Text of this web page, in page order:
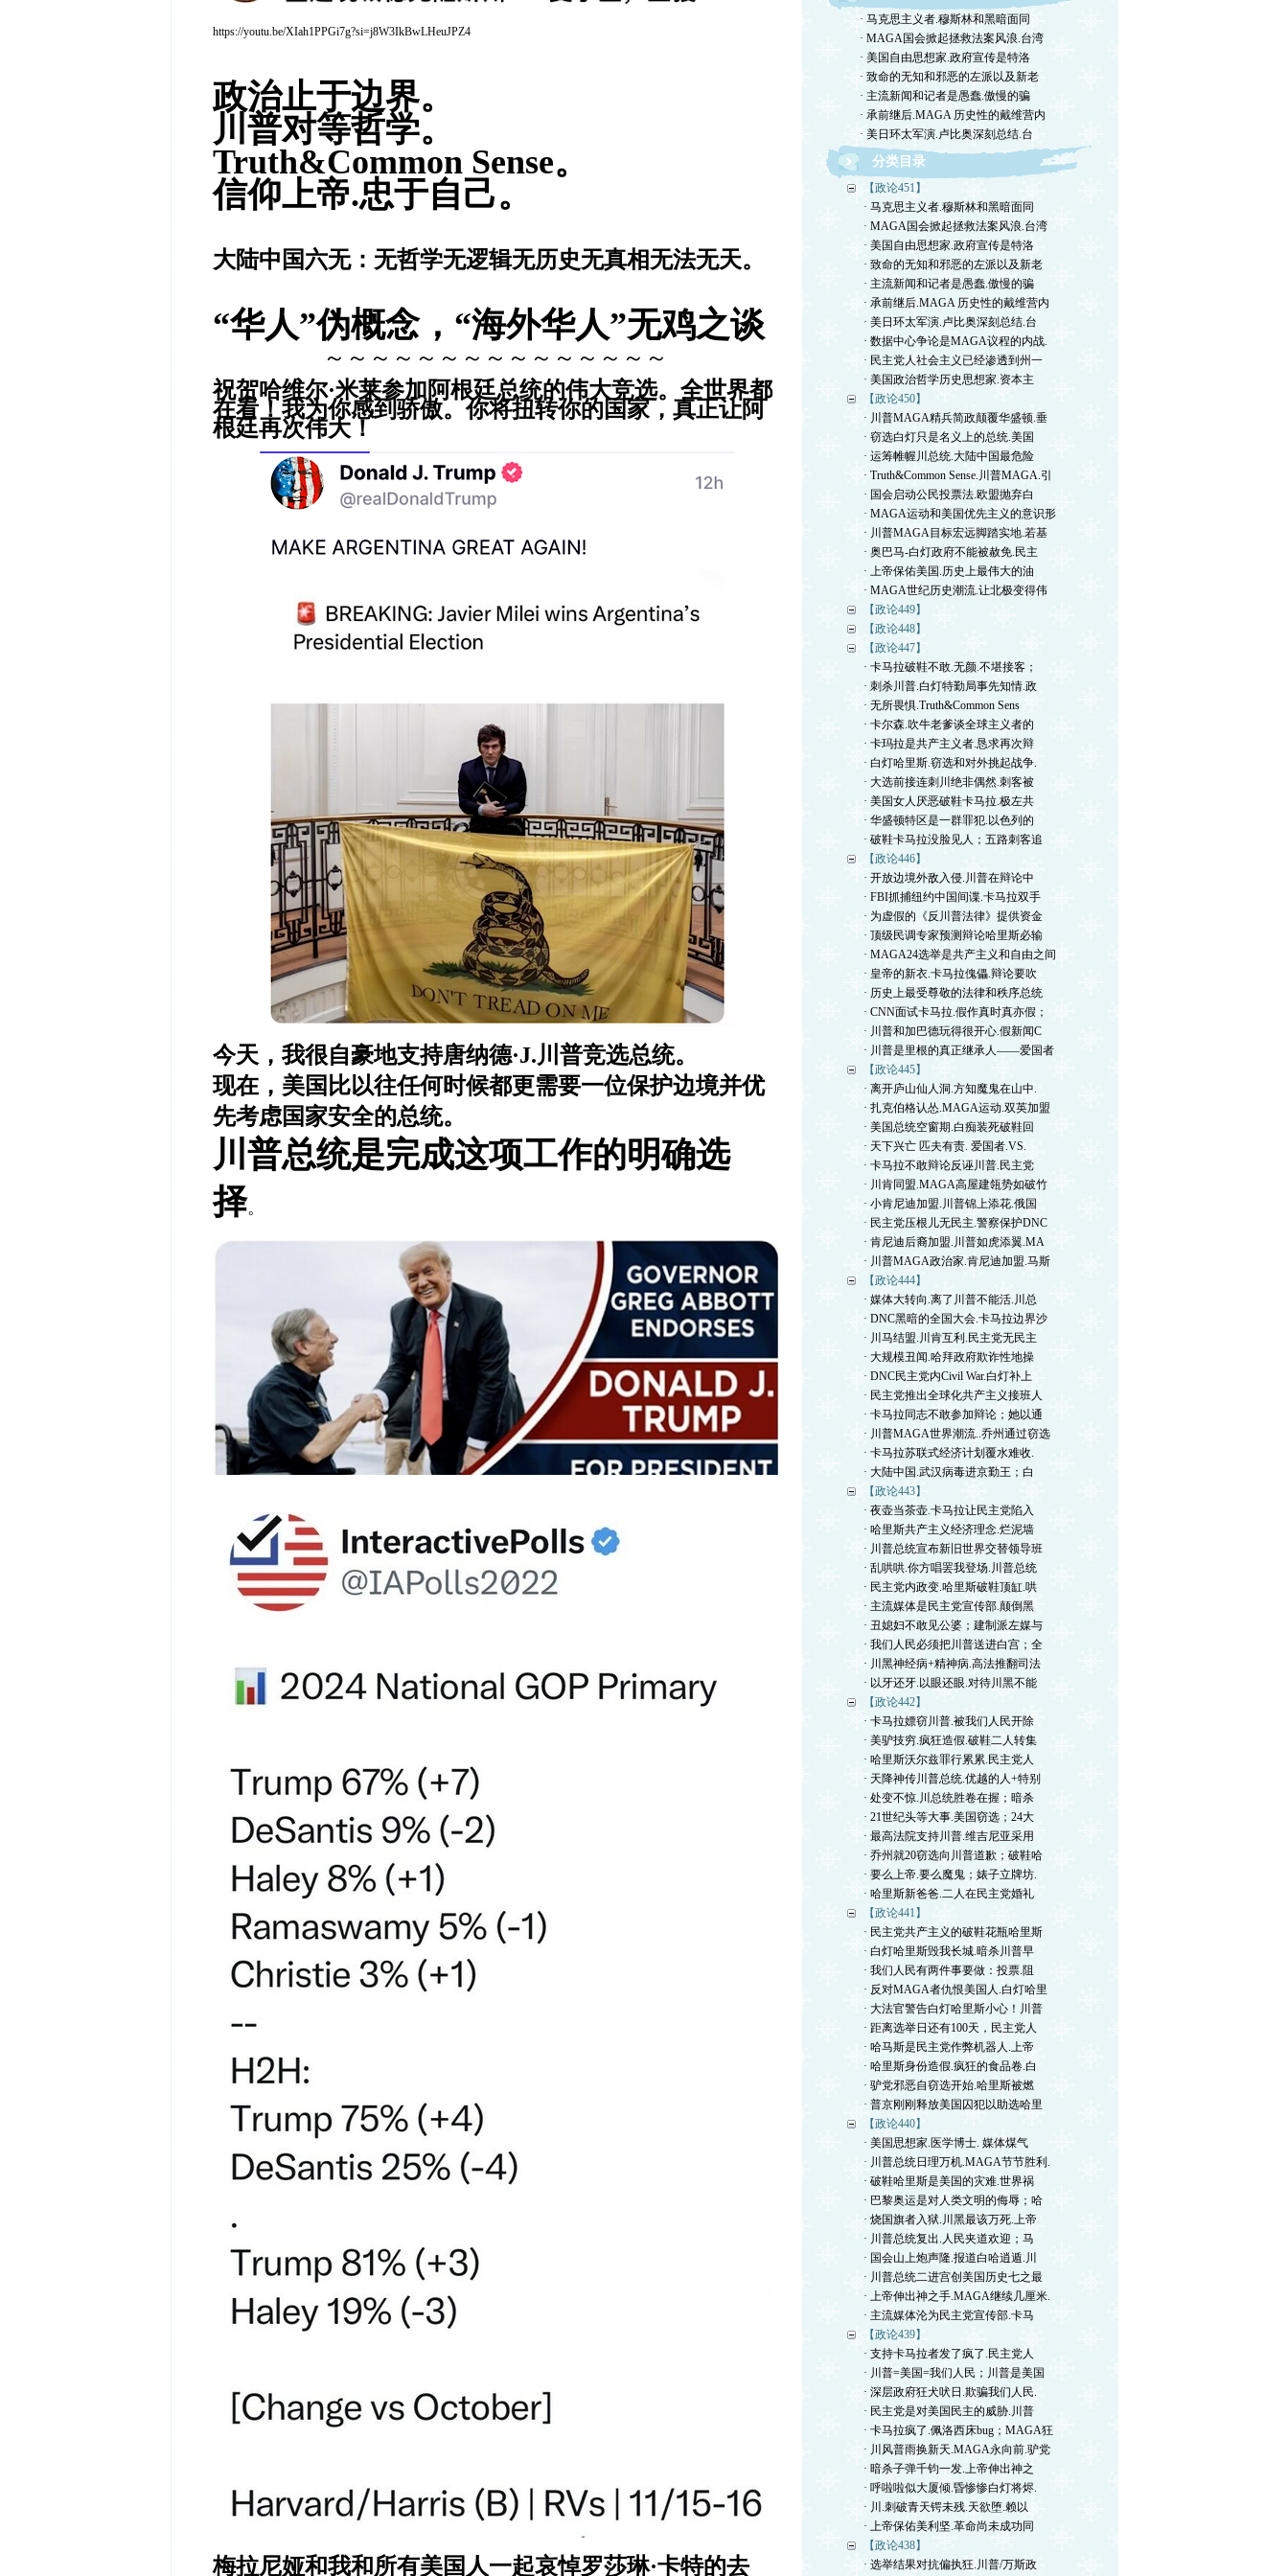
https://youtu.be/XIah1PPGi7g?si=j8W3IkBwLHeuJPZ4
政治止于边界。
川普对等哲学。
Truth&Common Sense。
信仰上帝.忠于自己。
大陆中国六无：无哲学无逻辑无历史无真相无法无天。
“华人”伪概念，“海外华人”无鸡之谈
～～～～～～～～～～～～～～～
祝贺哈维尔·米莱参加阿根廷总统的伟大竞选。全世界都
在看！我为你感到骄傲。你将扭转你的国家，真正让阿
根廷再次伟大！
今天，我很自豪地支持唐纳德·J.川普竞选总统。
现在，美国比以往任何时候都更需要一位保护边境并优
先考虑国家安全的总统。
川普总统是完成这项工作的明确选
择。
梅拉尼娅和我和所有美国人一起哀悼罗莎琳·卡特的去
· 马克思主义者.穆斯林和黑暗面同
· MAGA国会掀起拯救法案风浪.台湾
· 美国自由思想家.政府宣传是特洛
· 致命的无知和邪恶的左派以及新老
· 主流新闻和记者是愚蠢.傲慢的骗
· 承前继后.MAGA 历史性的戴维营内
· 美日环太军演.卢比奥深刻总结.台
分类目录
【政论451】
· 马克思主义者.穆斯林和黑暗面同
· MAGA国会掀起拯救法案风浪.台湾
· 美国自由思想家.政府宣传是特洛
· 致命的无知和邪恶的左派以及新老
· 主流新闻和记者是愚蠢.傲慢的骗
· 承前继后.MAGA 历史性的戴维营内
· 美日环太军演.卢比奥深刻总结.台
· 数据中心争论是MAGA议程的内战.
· 民主党人社会主义已经渗透到州一
· 美国政治哲学历史思想家.资本主
【政论450】
· 川普MAGA精兵简政颠覆华盛顿.垂
· 窃选白灯只是名义上的总统.美国
· 运筹帷幄川总统.大陆中国最危险
· Truth&Common Sense.川普MAGA.引
· 国会启动公民投票法.欧盟抛弃白
· MAGA运动和美国优先主义的意识形
· 川普MAGA目标宏远脚踏实地.若基
· 奥巴马-白灯政府不能被赦免.民主
· 上帝保佑美国.历史上最伟大的油
· MAGA世纪历史潮流.让北极变得伟
【政论449】
【政论448】
【政论447】
· 卡马拉破鞋不敢.无颜.不堪接客；
· 刺杀川普.白灯特勤局事先知情.政
· 无所畏惧.Truth&Common Sens
· 卡尔森.吹牛老爹谈全球主义者的
· 卡玛拉是共产主义者.恳求再次辩
· 白灯哈里斯.窃选和对外挑起战争.
· 大选前接连刺川绝非偶然.刺客被
· 美国女人厌恶破鞋卡马拉.极左共
· 华盛顿特区是一群罪犯.以色列的
· 破鞋卡马拉没脸见人；五路刺客追
【政论446】
· 开放边境外敌入侵.川普在辩论中
· FBI抓捕纽约中国间谍.卡马拉双手
· 为虚假的《反川普法律》提供资金
· 顶级民调专家预测辩论哈里斯必输
· MAGA24选举是共产主义和自由之间
· 皇帝的新衣.卡马拉傀儡.辩论要吹
· 历史上最受尊敬的法律和秩序总统
· CNN面试卡马拉.假作真时真亦假；
· 川普和加巴德玩得很开心.假新闻C
· 川普是里根的真正继承人——爱国者
【政论445】
· 离开庐山仙人洞.方知魔鬼在山中.
· 扎克伯格认怂.MAGA运动.双英加盟
· 美国总统空窗期.白痴装死破鞋回
· 天下兴亡 匹夫有责. 爱国者.VS.
· 卡马拉不敢辩论反诬川普.民主党
· 川肯同盟.MAGA高屋建瓴势如破竹
· 小肯尼迪加盟.川普锦上添花.俄国
· 民主党压根儿无民主.警察保护DNC
· 肯尼迪后裔加盟.川普如虎添翼.MA
· 川普MAGA政治家.肯尼迪加盟.马斯
【政论444】
· 媒体大转向.离了川普不能活.川总
· DNC黑暗的全国大会.卡马拉边界沙
· 川马结盟.川肯互利.民主党无民主
· 大规模丑闻.哈拜政府欺诈性地操
· DNC民主党内Civil War.白灯补上
· 民主党推出全球化共产主义接班人
· 卡马拉同志不敢参加辩论；她以通
· 川普MAGA世界潮流..乔州通过窃选
· 卡马拉苏联式经济计划覆水难收.
· 大陆中国.武汉病毒进京勤王；白
【政论443】
· 夜壶当茶壶.卡马拉让民主党陷入
· 哈里斯共产主义经济理念.烂泥墙
· 川普总统宣布新旧世界交替领导班
· 乱哄哄.你方唱罢我登场.川普总统
· 民主党内政变.哈里斯破鞋顶缸.哄
· 主流媒体是民主党宣传部.颠倒黑
· 丑媳妇不敢见公婆；建制派左媒与
· 我们人民必须把川普送进白宫；全
· 川黑神经病+精神病.高法推翻司法
· 以牙还牙.以眼还眼.对待川黑不能
【政论442】
· 卡马拉嫖窃川普.被我们人民开除
· 美驴技穷.疯狂造假.破鞋二人转集
· 哈里斯沃尔兹罪行累累.民主党人
· 天降神传川普总统.优越的人+特别
· 处变不惊.川总统胜卷在握；暗杀
· 21世纪头等大事.美国窃选；24大
· 最高法院支持川普.维吉尼亚采用
· 乔州就20窃选向川普道歉；破鞋哈
· 要么上帝.要么魔鬼；婊子立牌坊.
· 哈里斯新爸爸.二人在民主党婚礼
【政论441】
· 民主党共产主义的破鞋花瓶哈里斯
· 白灯哈里斯毁我长城.暗杀川普早
· 我们人民有两件事要做：投票.阻
· 反对MAGA者仇恨美国人.白灯哈里
· 大法官警告白灯哈里斯小心！川普
· 距离选举日还有100天，民主党人
· 哈马斯是民主党作弊机器人.上帝
· 哈里斯身份造假.疯狂的食品卷.白
· 驴党邪恶自窃选开始.哈里斯被燃
· 普京刚刚释放美国囚犯以助选哈里
【政论440】
· 美国思想家.医学博士. 媒体煤气
· 川普总统日理万机.MAGA节节胜利.
· 破鞋哈里斯是美国的灾难.世界祸
· 巴黎奥运是对人类文明的侮辱；哈
· 烧国旗者入狱.川黑最该万死.上帝
· 川普总统复出.人民夹道欢迎；马
· 国会山上炮声隆.报道白哈逍遁.川
· 川普总统二进宫创美国历史七之最
· 上帝伸出神之手.MAGA继续几厘米.
· 主流媒体沦为民主党宣传部.卡马
【政论439】
· 支持卡马拉者发了疯了.民主党人
· 川普=美国=我们人民；川普是美国
· 深层政府狂犬吠日.欺骗我们人民.
· 民主党是对美国民主的威胁.川普
· 卡马拉疯了.佩洛西床bug；MAGA狂
· 川风普雨换新天.MAGA永向前.驴党
· 暗杀子弹千钧一发.上帝伸出神之
· 呼啦啦似大厦倾.昏惨惨白灯将烬.
· 川.刺破青天锷未残.天欲堕.赖以
· 上帝保佑美利坚.革命尚未成功同
【政论438】
· 选举结果对抗偏执狂.川普/万斯政